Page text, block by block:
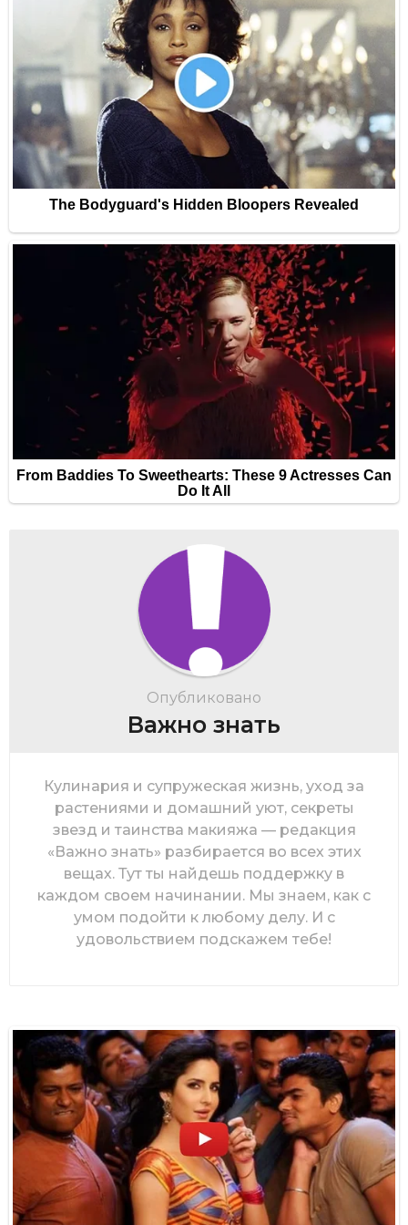
Опубликовано
Важно знать
Кулинария и супружеская жизнь, уход за
растениями и домашний уют, секреты
звезд и таинства макияжа — редакция
«Важно знать» разбирается во всех этих
вещах. Тут ты найдешь поддержку в
каждом своем начинании. Мы знаем, как с
умом подойти к любому делу. И с
удовольствием подскажем тебе!